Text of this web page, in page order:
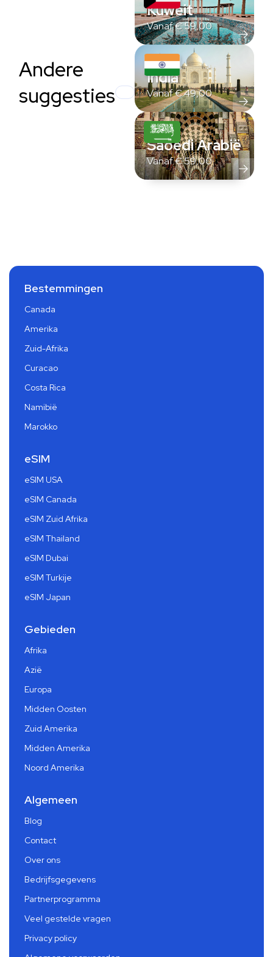
Andere
suggesties
Kuweit
Vanaf€59,00
India
Vanaf€49,00
Saoedi Arabië
Vanaf€59,00
Bestemmingen
Canada
Amerika
Zuid-Afrika
Curacao
Costa Rica
Namibië
Marokko
eSIM
eSIM USA
eSIM Canada
eSIM Zuid Afrika
eSIM Thailand
eSIM Dubai
eSIM Turkije
eSIM Japan
Gebieden
Afrika
Azië
Europa
Midden Oosten
Zuid Amerika
Midden Amerika
Noord Amerika
Algemeen
Blog
Contact
Over ons
Bedrijfsgegevens
Partnerprogramma
Veel gestelde vragen
Privacy policy